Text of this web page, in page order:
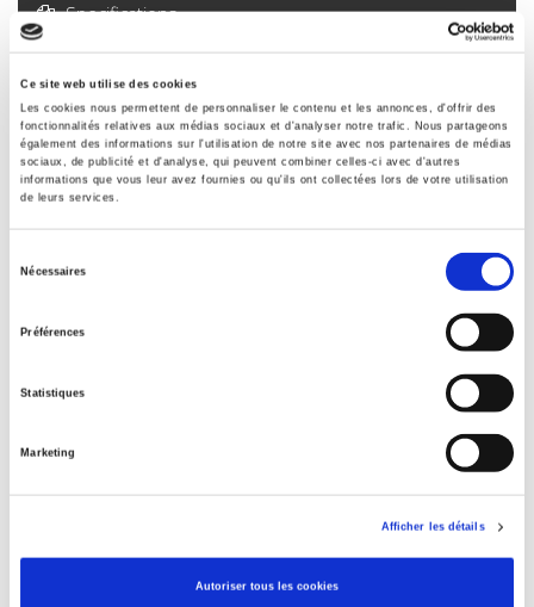
Ce site web utilise des cookies
Les cookies nous permettent de personnaliser le contenu et les annonces, d'offrir des
fonctionnalités relatives aux médias sociaux et d'analyser notre trafic. Nous partageons
également des informations sur l'utilisation de notre site avec nos partenaires de médias
sociaux, de publicité et d'analyse, qui peuvent combiner celles-ci avec d'autres
informations que vous leur avez fournies ou qu'ils ont collectées lors de votre utilisation
de leurs services.
Nécessaires
Préférences
Statistiques
Marketing
Afficher les détails
Autoriser tous les cookies
Specifications
Contents
Specifications
Publisher
Author
Revue française de sociologie
00352969
Language
Publisher Category
General Sociology